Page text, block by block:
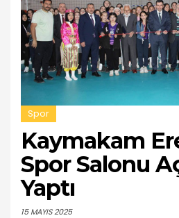
Spor
Kaymakam
Spor Salonu
Yaptı
15 MAYIS 2025